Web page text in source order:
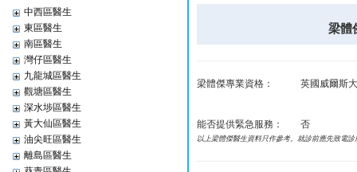
中西區醫生
東區醫生
南區醫生
灣仔區醫生
九龍城區醫生
觀塘區醫生
深水埗區醫生
黃大仙區醫生
油尖旺區醫生
離島區醫生
梁體
梁體傑專業資格： 英國威爾斯
能否提供緊急服務： 否
以上梁體傑醫生資料只作參考。就診前應先致電